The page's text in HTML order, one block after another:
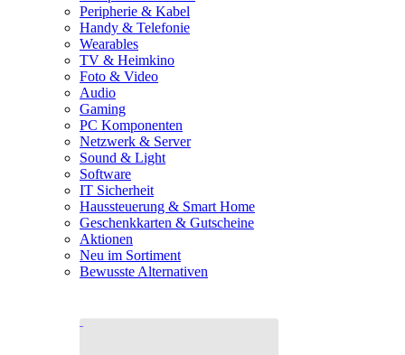
Peripherie & Kabel
Handy & Telefonie
Wearables
TV & Heimkino
Foto & Video
Audio
Gaming
PC Komponenten
Netzwerk & Server
Sound & Light
Software
IT Sicherheit
Haussteuerung & Smart Home
Geschenkkarten & Gutscheine
Aktionen
Neu im Sortiment
Bewusste Alternativen